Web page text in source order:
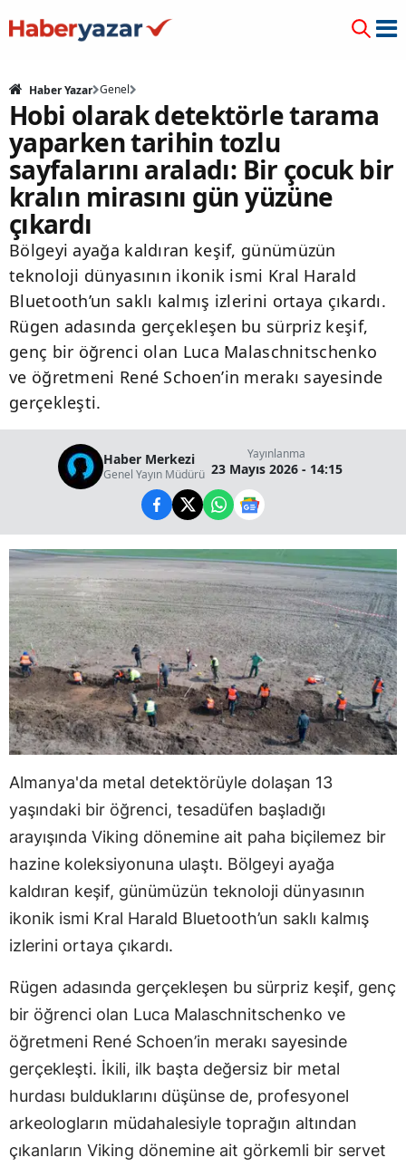
Haber Yazar Genel
Hobi olarak detektörle tarama
yaparken tarihin tozlu
sayfalarını araladı: Bir çocuk bir
kralın mirasını gün yüzüne
çıkardı
Bölgeyi ayağa kaldıran keşif, günümüzün
teknoloji dünyasının ikonik ismi Kral Harald
Bluetooth’un saklı kalmış izlerini ortaya çıkardı.
Rügen adasında gerçekleşen bu sürpriz keşif,
genç bir öğrenci olan Luca Malaschnitschenko
ve öğretmeni René Schoen’in merakı sayesinde
gerçekleşti.
Haber Merkezi
Genel Yayın Müdürü
Yayınlanma
23 Mayıs 2026 - 14:15
Almanya'da metal detektörüyle dolaşan 13
yaşındaki bir öğrenci, tesadüfen başladığı
arayışında Viking dönemine ait paha biçilemez bir
hazine koleksiyonuna ulaştı. Bölgeyi ayağa
kaldıran keşif, günümüzün teknoloji dünyasının
ikonik ismi Kral Harald Bluetooth’un saklı kalmış
izlerini ortaya çıkardı.
Rügen adasında gerçekleşen bu sürpriz keşif, genç
bir öğrenci olan Luca Malaschnitschenko ve
öğretmeni René Schoen’in merakı sayesinde
gerçekleşti. İkili, ilk başta değersiz bir metal
hurdası bulduklarını düşünse de, profesyonel
arkeologların müdahalesiyle toprağın altından
çıkanların Viking dönemine ait görkemli bir servet